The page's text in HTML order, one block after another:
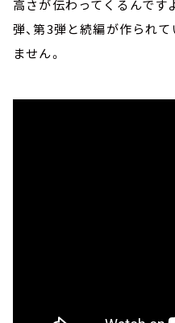
高さが伝わってくるんです
弾、第3弾と続編が作られ
ません。